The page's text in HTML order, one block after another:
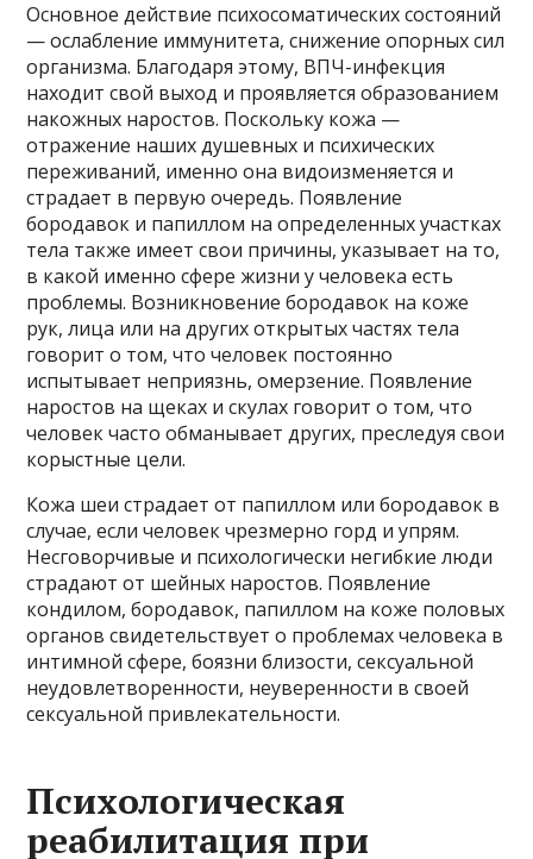
Основное действие психосоматических состояний
— ослабление иммунитета, снижение опорных сил
организма. Благодаря этому, ВПЧ-инфекция
находит свой выход и проявляется образованием
накожных наростов. Поскольку кожа —
отражение наших душевных и психических
переживаний, именно она видоизменяется и
страдает в первую очередь. Появление
бородавок и папиллом на определенных участках
тела также имеет свои причины, указывает на то,
в какой именно сфере жизни у человека есть
проблемы. Возникновение бородавок на коже
рук, лица или на других открытых частях тела
говорит о том, что человек постоянно
испытывает неприязнь, омерзение. Появление
наростов на щеках и скулах говорит о том, что
человек часто обманывает других, преследуя свои
корыстные цели.
Кожа шеи страдает от папиллом или бородавок в
случае, если человек чрезмерно горд и упрям.
Несговорчивые и психологически негибкие люди
страдают от шейных наростов. Появление
кондилом, бородавок, папиллом на коже половых
органов свидетельствует о проблемах человека в
интимной сфере, боязни близости, сексуальной
неудовлетворенности, неуверенности в своей
сексуальной привлекательности.
Психологическая
реабилитация при